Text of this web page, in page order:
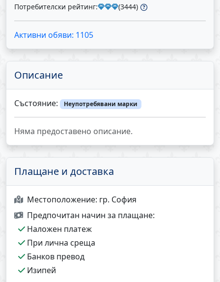
Потребителски рейтинг: (3444)
Активни обяви: 1105
Описание
Състояние: Неупотребявани марки
Няма предоставено описание.
Плащане и доставка
Местоположение: гр. София
Предпочитан начин за плащане:
Наложен платеж
При лична среща
Банков превод
Изипей